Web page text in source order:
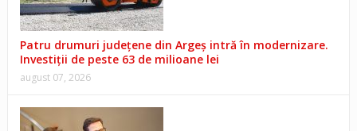
Patru drumuri județene din Argeș intră în modernizare.
Investiții de peste 63 de milioane lei
august 07, 2026